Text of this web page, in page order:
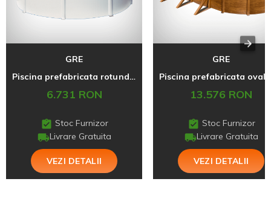
GRE
Piscina prefabricata rotunda cu pereti metalici albi, 460 х h 120 cm
6.731 RON
Stoc Furnizor
Livrare Gratuita
VEZI DETALII
GRE
13.576 RON
Stoc Furnizor
Livrare Gratuita
VEZI DETALII